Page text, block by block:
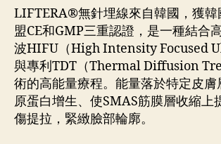
LIFTERA®無針埋線來自韓國，獲
盟CE和GMP三重認證，是一種結合
波HIFU（High Intensity Focused
與專利TDT（Thermal Diffusion
術的高能量療程。能量落於特定皮膚
原蛋白增生、使SMAS筋膜層收縮上
傷提拉，緊緻臉部輪廓。